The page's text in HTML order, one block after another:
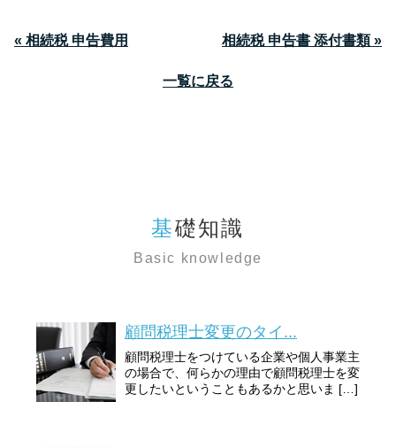
« 相続税 申告費用 相続税 申告書 添付書類 »
一覧に戻る
基礎知識
Basic knowledge
顧問税理士変更のタイ...
顧問税理士をつけている企業や個人事業主
の場合で、何らかの理由で顧問税理士を変
更したいということもあるかと思いま […]